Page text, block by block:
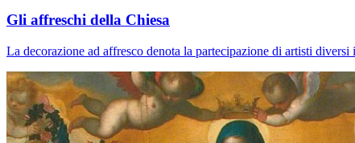
Gli affreschi della Chiesa
La decorazione ad affresco denota la partecipazione di artisti